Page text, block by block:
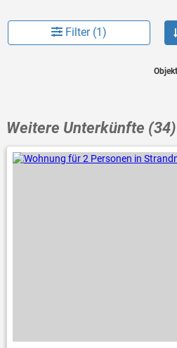
Filter (1)
Weitere Unterkünfte (34)